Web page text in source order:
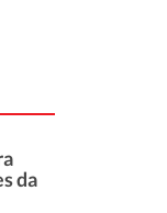
da